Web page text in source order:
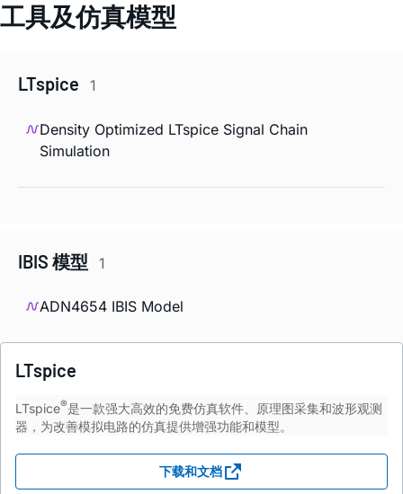
工具及仿真模型
LTspice 1
Density Optimized LTspice Signal Chain
Simulation
IBIS 模型 1
ADN4654 IBIS Model
LTspice
LTspice®是一款强大高效的免费仿真软件、原理图采集和波形观测
器，为改善模拟电路的仿真提供增强功能和模型。
下载和文档